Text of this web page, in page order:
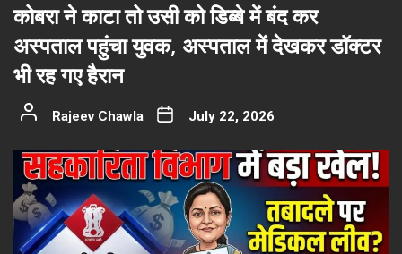
कोबरा ने काटा तो उसी को डिब्बे में बंद कर
अस्पताल पहुंचा युवक, अस्पताल में देखकर डॉक्टर
भी रह गए हैरान
Rajeev Chawla July 22, 2026